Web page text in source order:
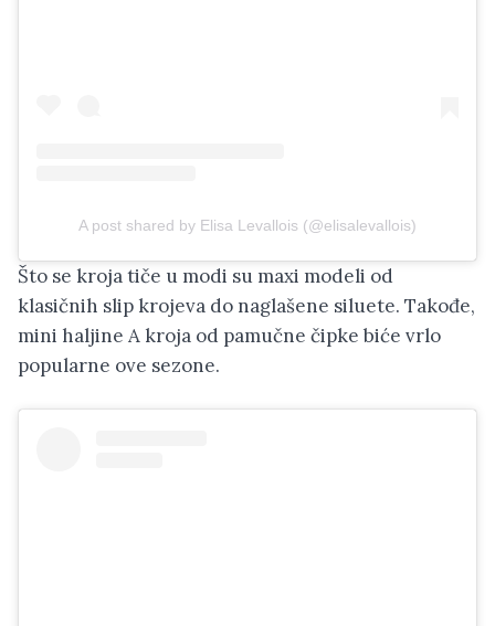
A post shared by Elisa Levallois (@elisalevallois)
Što se kroja tiče u modi su maxi modeli od
klasičnih slip krojeva do naglašene siluete. Takođe,
mini haljine A kroja od pamučne čipke biće vrlo
popularne ove sezone.